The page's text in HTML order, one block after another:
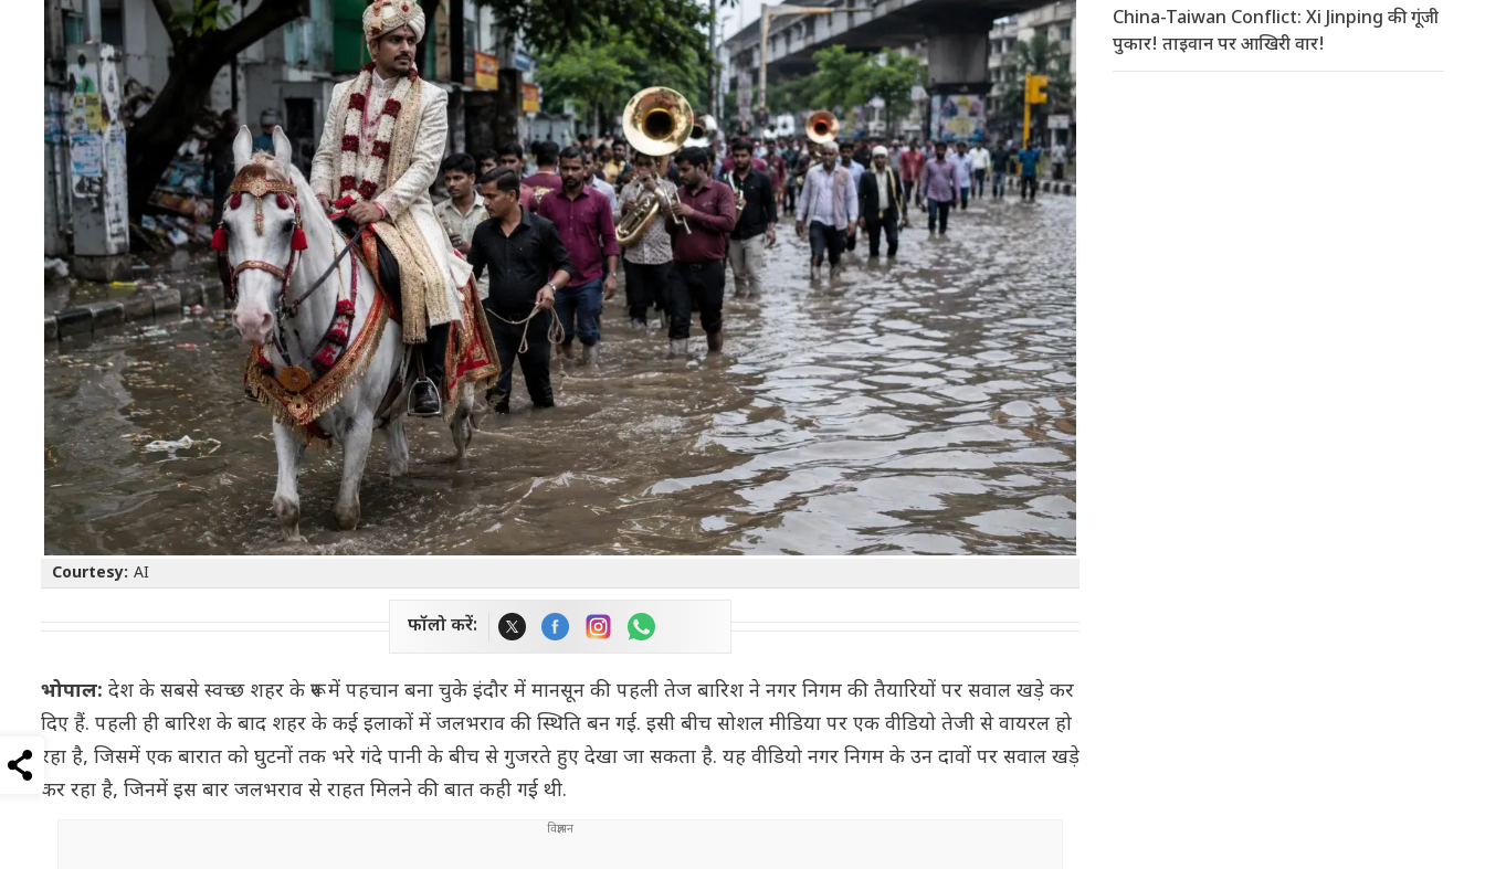
Courtesy: AI
फॉलो करें:
भोपाल: देश के सबसे स्वच्छ शहर के रूप में पहचान बना चुके इंदौर में मानसून की पहली तेज बारिश ने नगर निगम की तैयारियों पर सवाल खड़े कर
दिए हैं. पहली ही बारिश के बाद शहर के कई इलाकों में जलभराव की स्थिति बन गई. इसी बीच सोशल मीडिया पर एक वीडियो तेजी से वायरल हो
रहा है, जिसमें एक बारात को घुटनों तक भरे गंदे पानी के बीच से गुजरते हुए देखा जा सकता है. यह वीडियो नगर निगम के उन दावों पर सवाल खड़े
कर रहा है, जिनमें इस बार जलभराव से राहत मिलने की बात कही गई थी.
China-Taiwan Conflict: Xi Jinping की गूंजी
पुकार! ताइवान पर आखिरी वार!